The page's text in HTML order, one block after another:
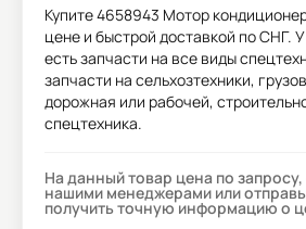
Купите4658943 Мотор
цене и быстрой доставкой по СНГ.
есть запчасти на все виды
запчасти на сельхозтехники,
дорожная или рабочей,
спецтехника.
На данный товар цена по запросу,
нашими менеджерами или
получить точную информацию о